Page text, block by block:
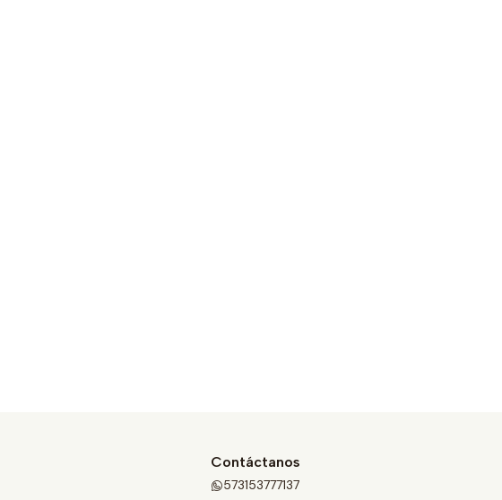
Contáctanos
573153777137